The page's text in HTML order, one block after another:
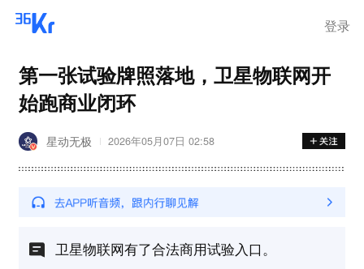
登录
第一张试验牌照落地，卫星物联网开
始跑商业闭环
星动无极 2026年05月07日 02:58
卫星物联网有了合法商用试验入口。